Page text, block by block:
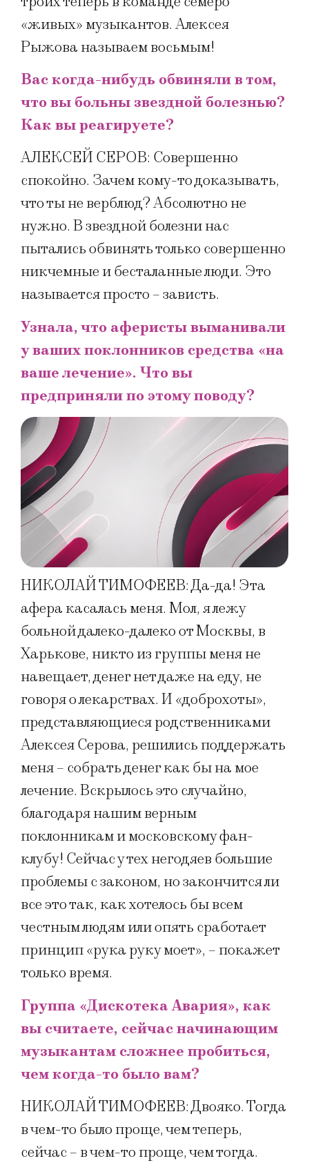
«живых» музыкантов. Алексея
Рыжова называем восьмым!
Вас когда-нибудь обвиняли в том,
что вы больны звездной болезнью?
Как вы реагируете?
АЛЕКСЕЙ СЕРОВ: Совершенно
спокойно. Зачем кому-то доказывать,
что ты не верблюд? Абсолютно не
нужно. В звездной болезни нас
пытались обвинять только совершенно
никчемные и бесталанные люди. Это
называется просто – зависть.
Узнала, что аферисты выманивали
у ваших поклонников средства «на
ваше лечение». Что вы
предприняли по этому поводу?
НИКОЛАЙ ТИМОФЕЕВ: Да-да! Эта
афера касалась меня. Мол, я лежу
больной далеко-далеко от Москвы, в
Харькове, никто из группы меня не
навещает, денег нет даже на еду, не
говоря о лекарствах. И «доброхоты»,
представляющиеся родственниками
Алексея Серова, решились поддержать
меня – собрать денег как бы на мое
лечение. Вскрылось это случайно,
благодаря нашим верным
поклонникам и московскому фан-
клубу! Сейчас у тех негодяев большие
проблемы с законом, но закончится ли
все это так, как хотелось бы всем
честным людям или опять сработает
принцип «рука руку моет», – покажет
только время.
Группа «Дискотека Авария», как
вы считаете, сейчас начинающим
музыкантам сложнее пробиться,
чем когда-то было вам?
НИКОЛАЙ ТИМОФЕЕВ: Двояко. Тогда
в чем-то было проще, чем теперь,
сейчас – в чем-то проще, чем тогда.